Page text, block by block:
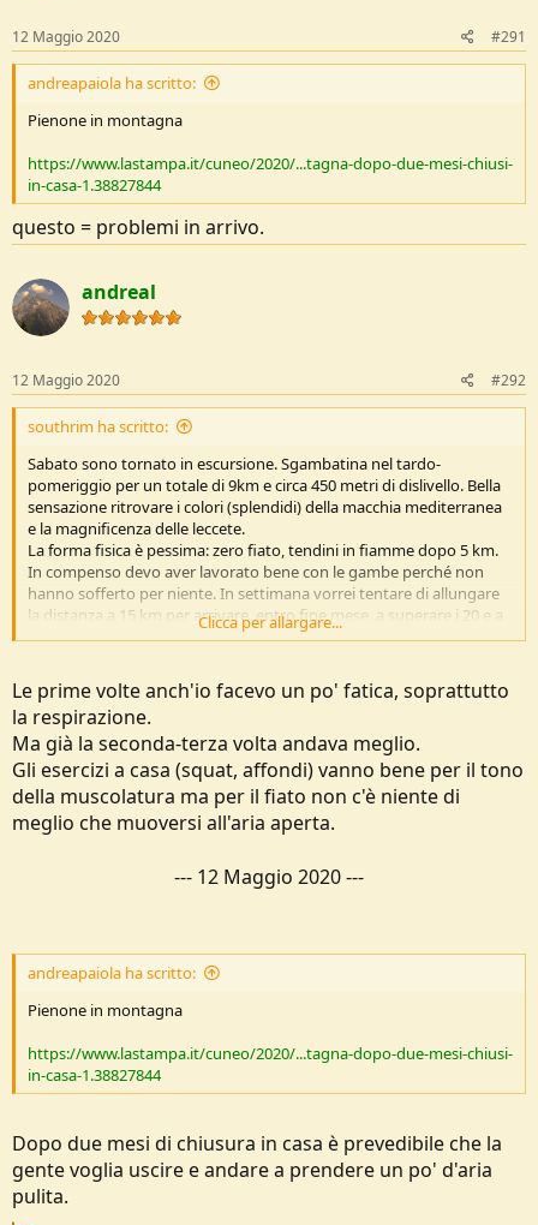
:
12 Maggio 2020 #291
andreapaiola ha scritto:
Pienone in montagna
https://www.lastampa.it/cuneo/2020/...tagna-dopo-due-mesi-chiusi-
in-casa-1.38827844
questo = problemi in arrivo.
andreal
12 Maggio 2020 #292
southrim ha scritto:
Sabato sono tornato in escursione. Sgambatina nel tardo-
pomeriggio per un totale di 9km e circa 450 metri di dislivello. Bella
sensazione ritrovare i colori (splendidi) della macchia mediterranea
e la magnificenza delle leccete.
La forma fisica è pessima: zero fiato, tendini in fiamme dopo 5 km.
In compenso devo aver lavorato bene con le gambe perché non
hanno sofferto per niente. In settimana vorrei tentare di allungare
la distanza a 15 km per arrivare, entro fine mese, a superare i 20 e a
fare 1200/1500 di dislivello.
Non so se riuscirò, c'è tantissimo da lavorare.
Clicca per allargare...
Le prime volte anch'io facevo un po' fatica, soprattutto
la respirazione.
Ma già la seconda-terza volta andava meglio.
Gli esercizi a casa (squat, affondi) vanno bene per il tono
della muscolatura ma per il fiato non c'è niente di
meglio che muoversi all'aria aperta.
--- 12 Maggio 2020---
andreapaiola ha scritto:
Pienone in montagna
https://www.lastampa.it/cuneo/2020/...tagna-dopo-due-mesi-chiusi-
in-casa-1.38827844
Dopo due mesi di chiusura in casa è prevedibile che la
gente voglia uscire e andare a prendere un po' d'aria
pulita.